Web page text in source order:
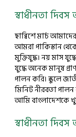
স্বাধীনতা
ছাব্বিশে মার্চ
আমরা পাকিস্তান
মুক্তিযুদ্ধ। নয় মাস
যুদ্ধে অনেক মানুষ
পালন করি। স্কুলে
মিনিট নীরবতা পালন
আমি বাংলাদেশকে
স্বাধীনতা